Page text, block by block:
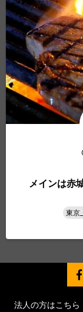
メインは赤
東京
法人の方はこちら